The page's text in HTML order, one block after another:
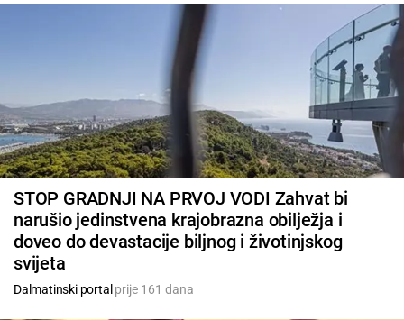
STOP GRADNJI NA PRVOJ VODI Zahvat bi
narušio jedinstvena krajobrazna obilježja i
doveo do devastacije biljnog i životinjskog
svijeta
Dalmatinski portal prije 161 dana